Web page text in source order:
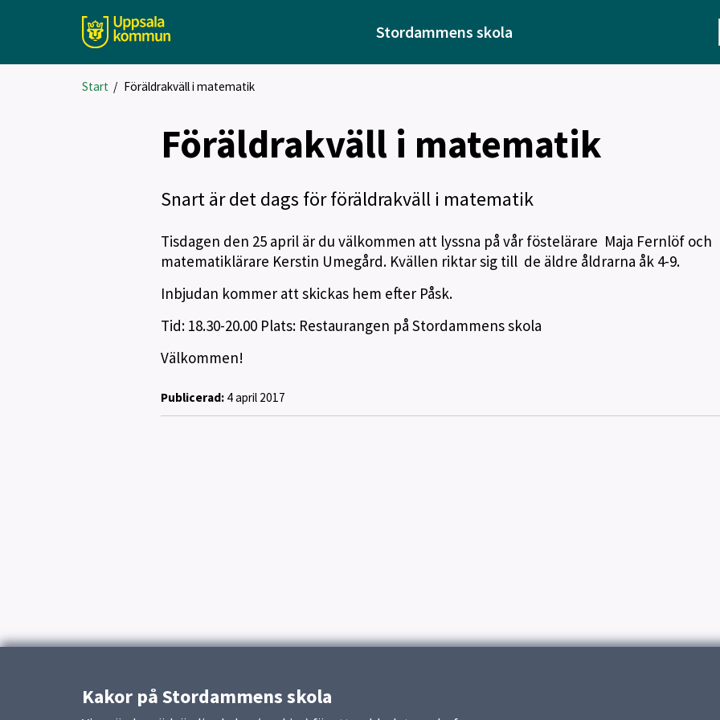
Stordammens skola
Start / Föräldrakväll i matematik
Föräldrakväll i matematik
Snart är det dags för föräldrakväll i matematik
Tisdagen den 25 april är du välkommen att lyssna på vår föstelärare Maja Fernlöf och
matematiklärare Kerstin Umegård. Kvällen riktar sig till de äldre åldrarna åk 4-9.
Inbjudan kommer att skickas hem efter Påsk.
Tid: 18.30-20.00 Plats: Restaurangen på Stordammens skola
Välkommen!
Publicerad:4 april 2017
Kakor på Stordammens skola